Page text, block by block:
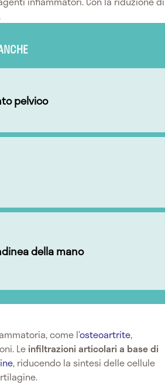
pelvico
della mano
come l’osteoartrite,
Le infiltrazioni articolari a base di
, riducendo la sintesi delle cellule